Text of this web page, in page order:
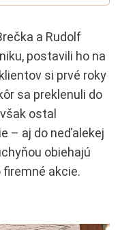
a Rudolf
postavili ho na
si prvé roky
sa preklenuli do
ostal
– aj do neďalekej
obiehajú
akcie.